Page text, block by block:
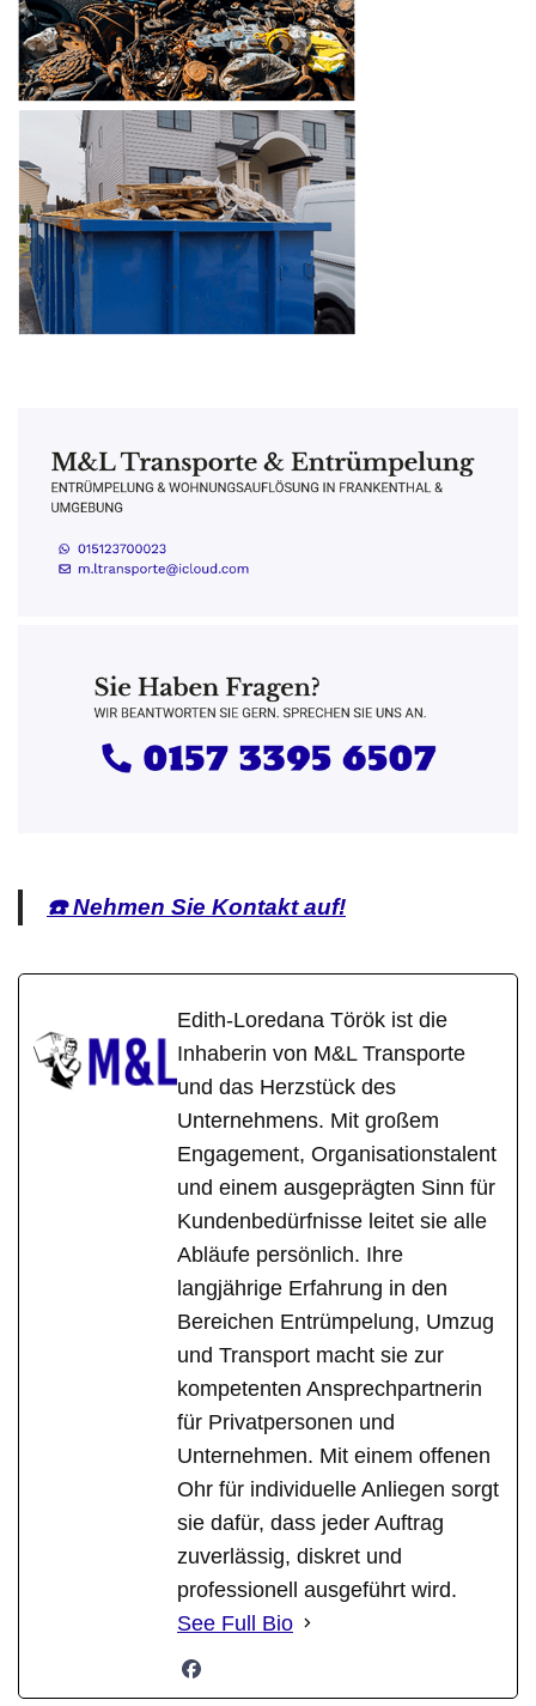
☎️ Nehmen Sie Kontakt auf!
Edith-Loredana Török ist die
Inhaberin von M&L Transporte
und das Herzstück des
Unternehmens. Mit großem
Engagement, Organisationstalent
und einem ausgeprägten Sinn für
Kundenbedürfnisse leitet sie alle
Abläufe persönlich. Ihre
langjährige Erfahrung in den
Bereichen Entrümpelung, Umzug
und Transport macht sie zur
kompetenten Ansprechpartnerin
für Privatpersonen und
Unternehmen. Mit einem offenen
Ohr für individuelle Anliegen sorgt
sie dafür, dass jeder Auftrag
zuverlässig, diskret und
professionell ausgeführt wird.
See Full Bio